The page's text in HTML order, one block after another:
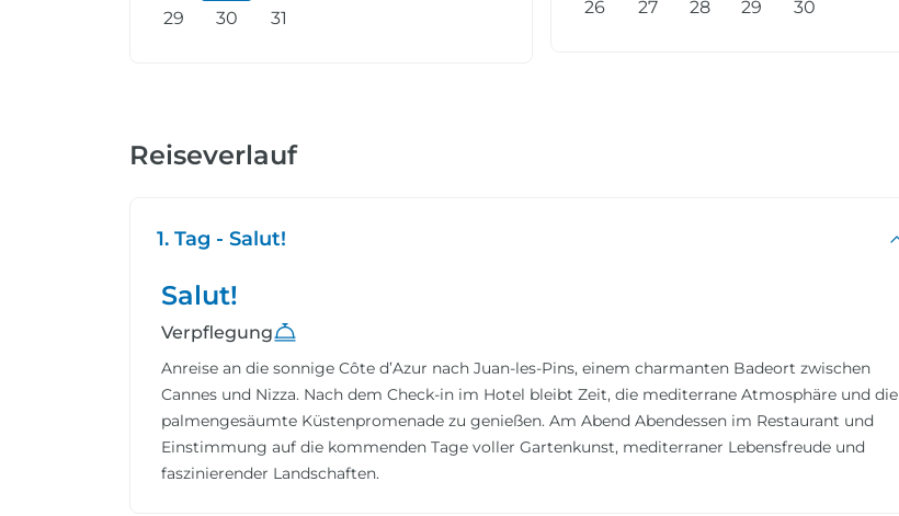
29 30 31
26
27 28 29 30
Reiseverlauf
1. Tag - Salut!
Salut!
Verpflegung
Anreise an die sonnige Côte d’Azur nach Juan-les-Pins, einem charmanten Badeort zwischen
Cannes und Nizza. Nach dem Check-in im Hotel bleibt Zeit, die mediterrane Atmosphäre und die
palmengesäumte Küstenpromenade zu genießen. Am Abend Abendessen im Restaurant und
Einstimmung auf die kommenden Tage voller Gartenkunst, mediterraner Lebensfreude und
faszinierender Landschaften.